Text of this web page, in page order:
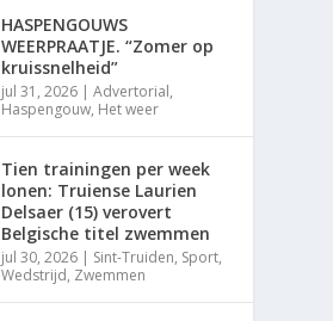
HASPENGOUWS
WEERPRAATJE. “Zomer op
kruissnelheid”
jul 31, 2026 |Advertorial,
Haspengouw, Het weer
Tien trainingen per week
lonen: Truiense Laurien
Delsaer (15) verovert
Belgische titel zwemmen
jul 30, 2026 | Sint-Truiden, Sport,
Wedstrijd, Zwemmen